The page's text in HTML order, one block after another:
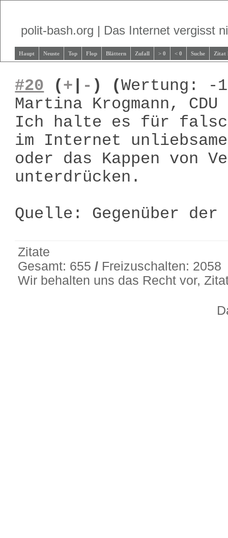
polit-bash.org | Das Internet vergisst
Haupt Neuste Top Flop Blättern Zufall > 0 < 0 Suche Zitat
#20 (+ - ) (Wertung: -
Martina Krogmann, CDU
Ich halte es für
im Internet
oder das Kappen von
unterdrücken.
Quelle: Gegenüber
Zitate
Gesamt: 655/ Freizuschalten: 2058
Wir behalten uns das Recht vor,